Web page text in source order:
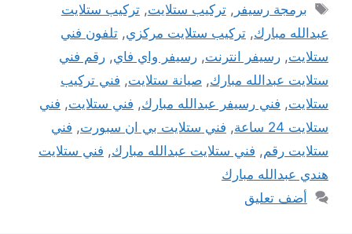
الوسوم
برمجة رسيفر ,تركيب ستلايت,تركيب ستلايت
عبدالله مبارك, تركيب ستلايت مركزي, تلفون فني
ستلايت, رسيفر انترنت, رسيفر واي فاي, رقم فني
ستلايت عبدالله مبارك, صيانة ستلايت, فني تركيب
ستلايت, فني رسيفر عبدالله مبارك, فني ستلايت, فني
ستلايت 24 ساعة
, فني ستلايت بي ان سبورت, فني
ستلايت رقم, فني ستلايت عبدالله مبارك, فني ستلايت
هندي عبدالله مبارك
أضف تعليق